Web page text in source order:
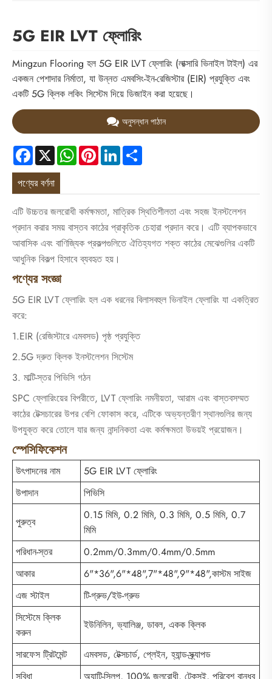
5G EIR LVT ফ্লোরিং
Mingzun Flooring হল 5G EIR LVT ফ্লোরিং (লাক্সারি ভিনাইল টাইল) এর
একজন পেশাদার নির্মাতা, যা উন্নত এমবসিং-ইন-রেজিস্টার (EIR) প্রযুক্তি এবং
একটি 5G ক্লিক লকিং সিস্টেম দিয়ে ডিজাইন করা হয়েছে।
অনুসন্ধান পাঠান
Facebook
X WhatsApp
PinterestLinkedIn
পণ্যের বর্ণনা
এটি উচ্চতর জলরোধী কর্মক্ষমতা, মাত্রিক স্থিতিশীলতা এবং সহজ ইনস্টলেশন
প্রদান করার সময় বাস্তব কাঠের প্রাকৃতিক চেহারা প্রদান করে। এটি ব্যাপকভাবে
আবাসিক এবং বাণিজ্যিক প্রকল্পগুলিতে ঐতিহ্যগত শক্ত কাঠের মেঝেগুলির একটি
আধুনিক বিকল্প হিসাবে ব্যবহৃত হয়।
পণ্যের সংজ্ঞা
5G EIR LVT ফ্লোরিং হল এক ধরনের বিলাসবহুল ভিনাইল ফ্লোরিং যা একত্রিত
করে:
1.EIR (রেজিস্টারে এমবসড) পৃষ্ঠ প্রযুক্তি
2.5G দ্রুত ক্লিক ইনস্টলেশন সিস্টেম
3. মাল্টি-স্তর পিভিসি গঠন
SPC ফ্লোরিংয়ের বিপরীতে, LVT ফ্লোরিং নমনীয়তা, আরাম এবং বাস্তবসম্মত
কাঠের টেক্সচারের উপর বেশি ফোকাস করে, এটিকে অভ্যন্তরীণ স্থানগুলির জন্য
উপযুক্ত করে তোলে যার জন্য নান্দনিকতা এবং কর্মক্ষমতা উভয়ই প্রয়োজন।
স্পেসিফিকেশন
উৎপাদনের নাম
5G EIR LVT ফ্লোরিং
উপাদান
পিভিসি
পুরুত্ব
0.15 মিমি, 0.2 মিমি, 0.3 মিমি, 0.5 মিমি, 0.7
মিমি
পরিধান-স্তর
0.2mm/0.3mm/0.4mm/0.5mm
আকার
6"*36",6"*48",7"*48",9"*48",কাস্টম সাইজ
এজ স্টাইল
টি-গ্রুভ/ইউ-গ্রুভ
সিস্টেমে ক্লিক
করুন
ইউনিলিন, ভ্যালিঞ্জ, ডাবল, একক ক্লিক
সারফেস ট্রিটমেন্ট
এমবসড, টেক্সচার্ড, প্লেইন, হ্যান্ড-স্ক্র্যাপড